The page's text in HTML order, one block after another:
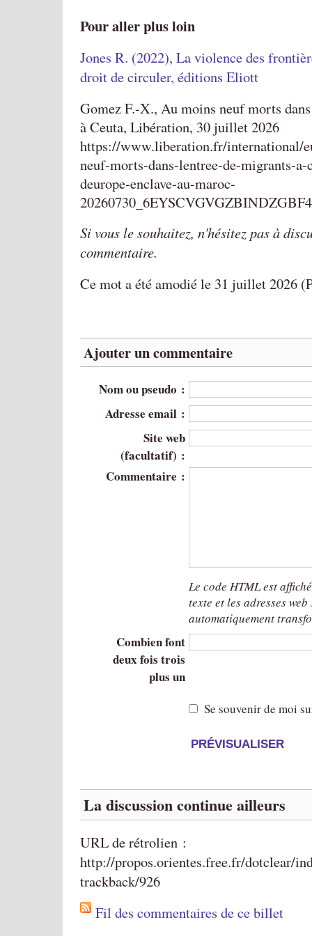
Pour aller plus loin
Jones R. (2022), La violence des
droit de circuler, éditions Eliott
Gomez F.-X., Au moins neuf morts
à Ceuta, Libération, 30 juillet 2026
https://www.liberation.fr/international/
neuf-morts-dans-lentree-de-migrants-a-
deurope-enclave-au-maroc-
Si vous le souhaitez, n'hésitez pas à
commentaire.
Ce mot a été amodié le 31 juillet 2026
Ajouter un commentaire
Nom ou pseudo :
Adresse email :
Site web
(facultatif) :
Commentaire :
Le code HTML est
texte et les adresses web
automatiquement
Combien font
deux fois trois
plus un
Se souvenir de moi
La discussion continue ailleurs
URL de rétrolien :
http://propos.orientes.free.fr/dotclear/
trackback/926
Fil des commentaires de ce billet